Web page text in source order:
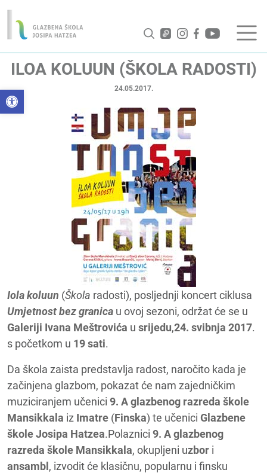
Open toolbar
ILOA KOLUUN (ŠKOLA RADOSTI)
24.05.2017.
Iola koluun (Škola radosti), posljednji koncert ciklusa
Umjetnost bez granica u ovoj sezoni, održat će se u
Galeriji Ivana Meštrovića u srijedu,24. svibnja 2017.
s početkom u 19 sati.
Da škola zaista predstavlja radost, naročito kada je
začinjena glazbom, pokazat će nam zajedničkim
muziciranjem učenici 9. A glazbenog razreda škole
Mansikkala iz Imatre (Finska) te učenici Glazbene
škole Josipa Hatzea.Polaznici 9. A glazbenog
razreda škole Mansikkala, okupljeni uzbor i
ansambl , izvodit će klasičnu, popularnu i finsku